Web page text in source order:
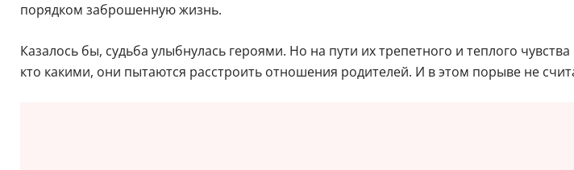
порядком заброшенную жизнь.
Казалось бы, судьба улыбнулась героями. Но на пути их трепетного и теплого
кто какими, они пытаются расстроить отношения родителей. И в этом порыве не